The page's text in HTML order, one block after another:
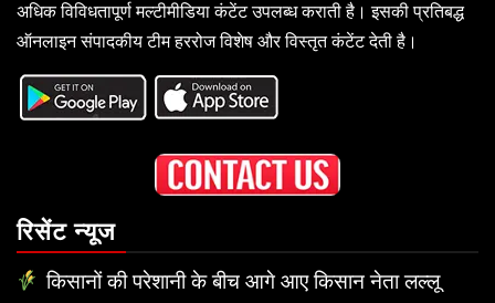
अधिक विविधतापूर्ण मल्टीमीडिया कंटेंट उपलब्ध कराती है। इसकी प्रतिबद्ध
ऑनलाइन संपादकीय टीम हररोज विशेष और विस्तृत कंटेंट देती है।
रिसेंट न्यूज
किसानों की परेशानी के बीच आगे आए किसान नेता लल्लू